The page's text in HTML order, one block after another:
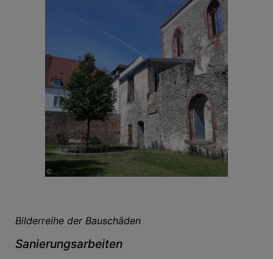
Bilderreihe der Bauschäden
Sanierungsarbeiten